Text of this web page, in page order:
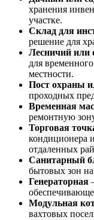
хранения
участке.
Склад для
решение для
Лесничий или
для
местности.
Пост охраны
проходных
Временная
ремонтную
Торговая
кондиционера
отдаленных
Санитарный
бытовых зон на
Генераторная
Модульная
вахтовых